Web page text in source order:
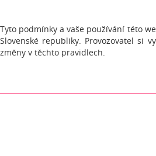
Tyto podmínky a vaše používání této
Slovenské republiky. Provozovatel si
změny v těchto pravidlech.